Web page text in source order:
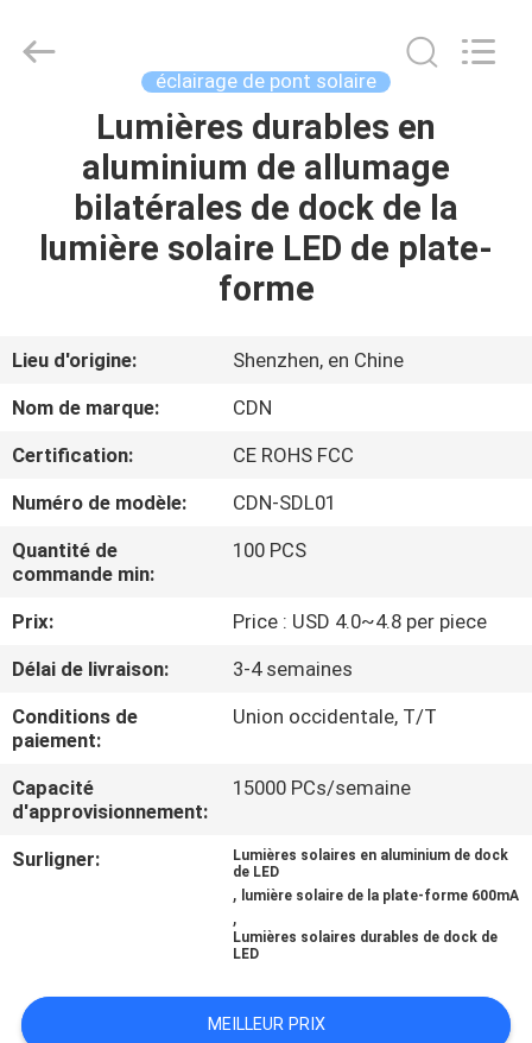
MAISON
PRODUITS
PROPOS
DE
NOUS
VISITE
DE
CONTRÔLE
DE
QUALITÉ
NOUS
CONTACTER
CAS
Technology
éclairage de pont solaire
Lumières durables en
aluminium de allumage
bilatérales de dock de la
lumière solaire LED de plate-
forme
Lieu d'origine:
Shenzhen, en Chine
Nom de marque:
CDN
Certification:
CE ROHS FCC
Numéro de modèle:
CDN-SDL01
Quantité de
commande min:
100 PCS
Prix:
Price : USD 4.0~4.8 per piece
Délai de livraison:
3-4 semaines
Conditions de
paiement:
Union occidentale, T/T
Capacité
d'approvisionnement:
15000 PCs/semaine
Surligner:
Lumières solaires en aluminium de dock
de LED
, lumière solaire de la plate-forme 600mA
,
Lumières solaires durables de dock de
LED
MEILLEUR PRIX